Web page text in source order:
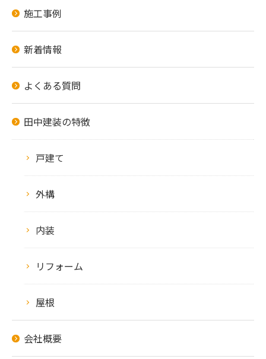
施工事例
新着情報
よくある質問
田中建装の特徴
戸建て
外構
内装
リフォーム
屋根
会社概要